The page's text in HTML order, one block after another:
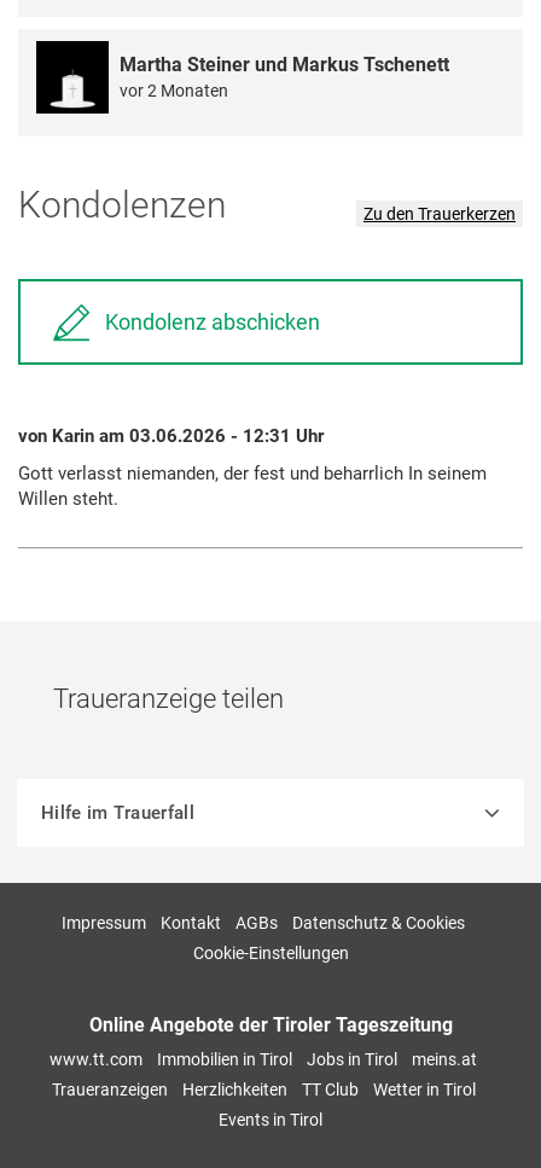
Martha Steiner und Markus Tschenett
vor 2 Monaten
Kondolenzen Zu den Trauerkerzen
Kondolenz abschicken
von Karin am 03.06.2026 - 12:31 Uhr
Gott verlasst niemanden, der fest und beharrlich In seinem
Willen steht.
Traueranzeige teilen
Hilfe im Trauerfall
Impressum Kontakt AGBs
Datenschutz & Cookies
Cookie-Einstellungen
Online Angebote der Tiroler Tageszeitung
www.tt.com Immobilien in Tirol Jobs in Tirol
meins.at
Traueranzeigen
Herzlichkeiten TT Club
Wetter in Tirol
Events in Tirol